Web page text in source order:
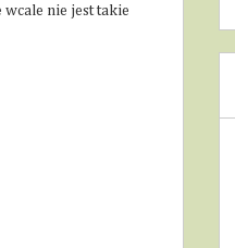
nie jest takie